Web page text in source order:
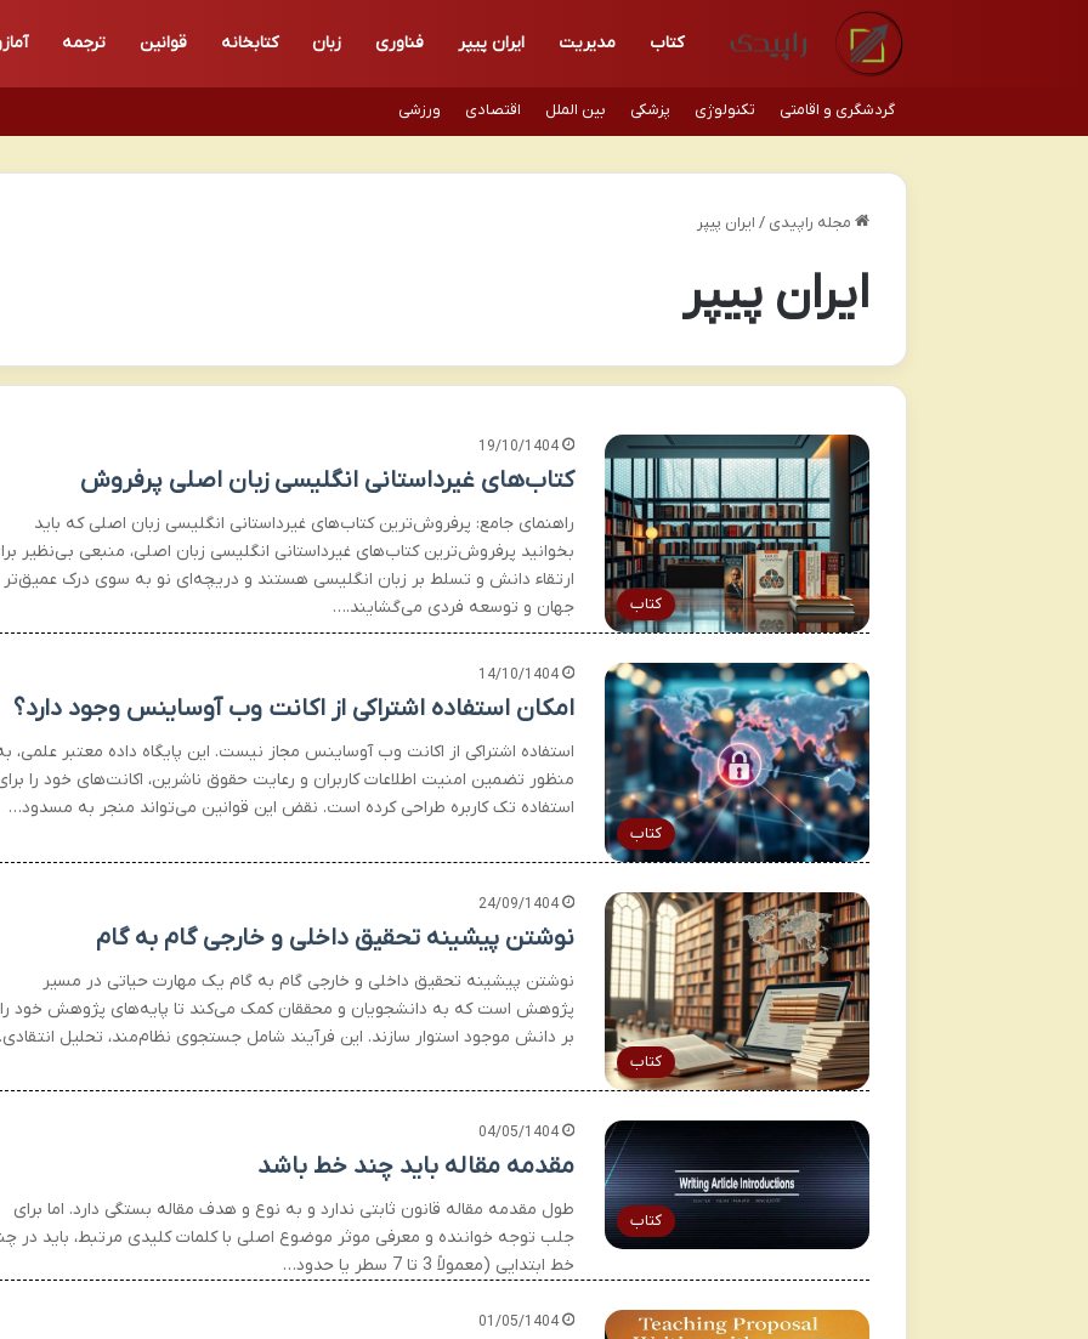
کتاب مدیریت ایران پیپر فناوری زبان کتابخانه قوانین ترجمه
گردشگری و اقامتی تکنولوژی پزشکی بین الملل اقتصادی ورزشی
مجله راپیدی / ایران پیپر
ایران پیپر
کتاب
19/10/1404
کتاب‌های غیرداستانی انگلیسی زبان اصلی پرفروش
راهنمای جامع: پرفروش‌ترین کتاب‌های غیرداستانی انگلیسی زبان اصلی که باید
بخوانید پرفروش‌ترین کتاب‌های غیرداستانی انگلیسی زبان اصلی، منبعی بی‌نظیر
ارتقاء دانش و تسلط بر زبان انگلیسی هستند و دریچه‌ای نو به سوی درک عمیق‌تر
جهان و توسعه فردی می‌گشایند.…
کتاب
14/10/1404
امکان استفاده اشتراکی از اکانت وب آوساینس وجود دارد؟
استفاده اشتراکی از اکانت وب آوساینس مجاز نیست. این پایگاه داده معتبر علمی،
منظور تضمین امنیت اطلاعات کاربران و رعایت حقوق ناشرین، اکانت‌های خود را
استفاده تک کاربره طراحی کرده است. نقض این قوانین می‌تواند منجر به مسدود…
کتاب
24/09/1404
نوشتن پیشینه تحقیق داخلی و خارجی گام به گام
نوشتن پیشینه تحقیق داخلی و خارجی گام به گام یک مهارت حیاتی در مسیر
پژوهش است که به دانشجویان و محققان کمک می‌کند تا پایه‌های پژوهش خود را
بر دانش موجود استوار سازند. این فرآیند شامل جستجوی نظام‌مند، تحلیل
کتاب
04/05/1404
مقدمه مقاله باید چند خط باشد
طول مقدمه مقاله قانون ثابتی ندارد و به نوع و هدف مقاله بستگی دارد. اما برای
جلب توجه خواننده و معرفی موثر موضوع اصلی با کلمات کلیدی مرتبط، باید در
خط ابتدایی (معمولاً 3 تا 7 سطر یا حدود…
01/05/1404